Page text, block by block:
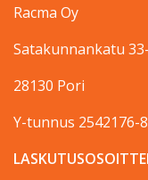
Racma Oy
Satakunnankatu
28130 Pori
Y-tunnus 2542176-8